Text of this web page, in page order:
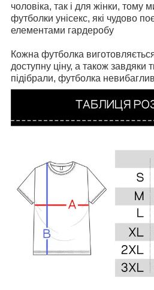
чоловіка, так і для жінки, тому
футболки унісекс, які чудово
елементами гардеробу
Кожна футболка
доступну ціну, а також завдяки
підібрали, футболка